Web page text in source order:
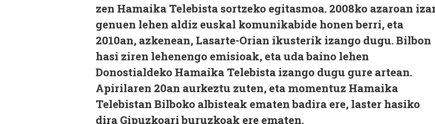
zen Hamaika Telebista sortzeko egitasmoa. 2008ko azaroan
genuen lehen aldiz euskal komunikabide honen berri, eta
2010an, azkenean, Lasarte-Orian ikusterik izango dugu. Bilbon
hasi ziren lehenengo emisioak, eta uda baino lehen
Donostialdeko Hamaika Telebista izango dugu gure artean.
Apirilaren 20an aurkeztu zuten, eta momentuz Hamaika
Telebistan Bilboko albisteak ematen badira ere, laster hasiko
dira Gipuzkoari buruzkoak ere ematen.